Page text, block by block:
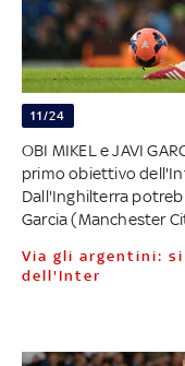
11/24
OBI MIKEL e JAVI
primo obiettivo
Dall'Inghilterra
Garcia (Manchester
Via gli argentini: si chiude un pezzo di storia
dell'Inter